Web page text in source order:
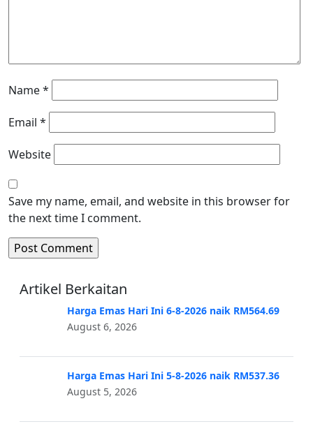
Name*
Email *
Website
Save my name, email, and website in this browser for
the next time I comment.
Artikel Berkaitan
Harga Emas Hari Ini 6-8-2026 naik RM564.69
August 6, 2026
Harga Emas Hari Ini 5-8-2026 naik RM537.36
August 5, 2026